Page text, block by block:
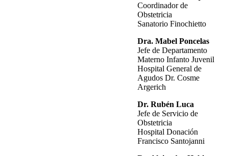
Coordinador de
Obstetricia
Sanatorio Finochietto
Dra. Mabel Poncelas
Jefe de Departamento
Materno Infanto Juvenil
Hospital General de
Agudos Dr. Cosme
Argerich
Dr. Rubén Luca
Jefe de Servicio de
Obstetricia
Hospital Donación
Francisco Santojanni